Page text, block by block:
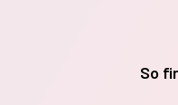
So